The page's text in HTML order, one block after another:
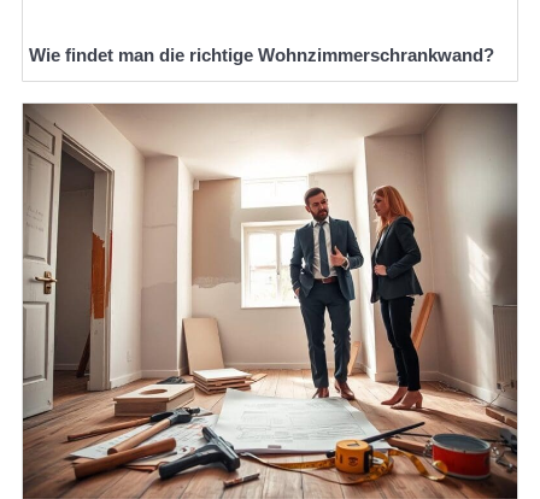
Wie findet man die richtige Wohnzimmerschrankwand?